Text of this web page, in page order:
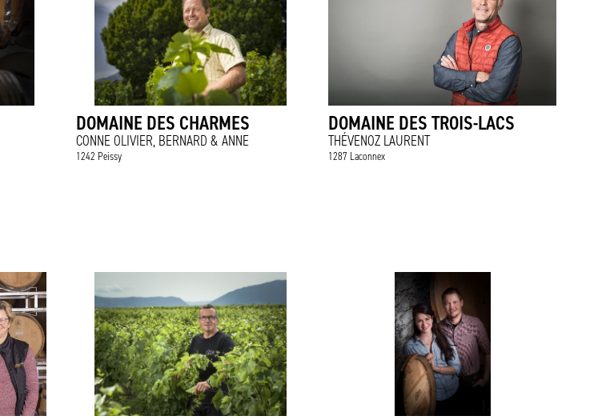
DOMAINE DES CHARMES
CONNE OLIVIER, BERNARD & ANNE
1242 Peissy
DOMAINE DES TROIS-LACS
THÉVENOZ LAURENT
1287 Laconnex